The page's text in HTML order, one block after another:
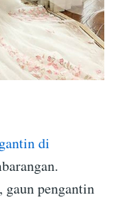
di
gaun pengantin